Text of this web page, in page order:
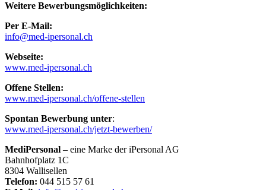
Weitere Bewerbungsmöglichkeiten:
Per E-Mail:
info@med-ipersonal.ch
Webseite:
www.med-ipersonal.ch
Offene Stellen:
www.med-ipersonal.ch/offene-stellen
Spontan Bewerbung unter:
www.med-ipersonal.ch/jetzt-bewerben/
MediPersonal – eine Marke der iPersonal AG
Bahnhofplatz 1C
8304 Wallisellen
Telefon: 044 515 57 61